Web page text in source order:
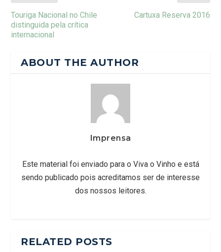
Touriga Nacional no Chile
distinguida pela crítica
internacional
Cartuxa Reserva 2016
ABOUT THE AUTHOR
Imprensa
Este material foi enviado para o Viva o Vinho e está
sendo publicado pois acreditamos ser de interesse
dos nossos leitores.
RELATED POSTS